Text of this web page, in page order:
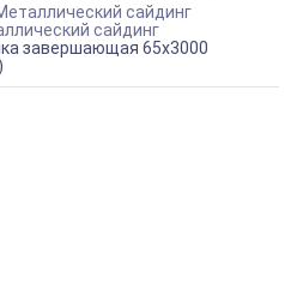
сайдинг
сайдинг
завершающая 65х3000